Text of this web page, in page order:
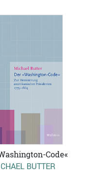
Code«
BUTTER